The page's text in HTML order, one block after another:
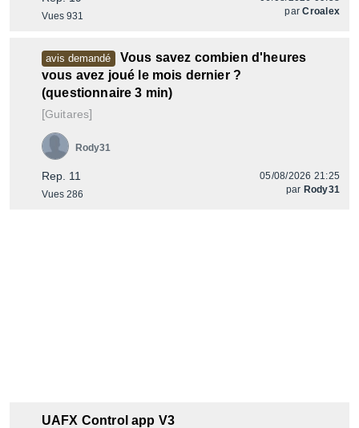
Vues 931
parCroalex
avis demandé
Vous savez combien d'heures
vous avez joué le mois dernier ?
(questionnaire 3 min)
[Guitares]
Rep. 11
Vues 286
Rody31
05/08/2026 21:25
par Rody31
UAFX Control app V3